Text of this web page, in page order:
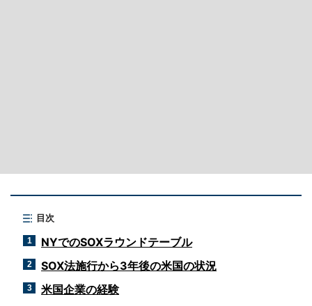
目次
1 NYでのSOXラウンドテーブル
2 SOX法施行から3年後の米国の状況
3 米国企業の経験